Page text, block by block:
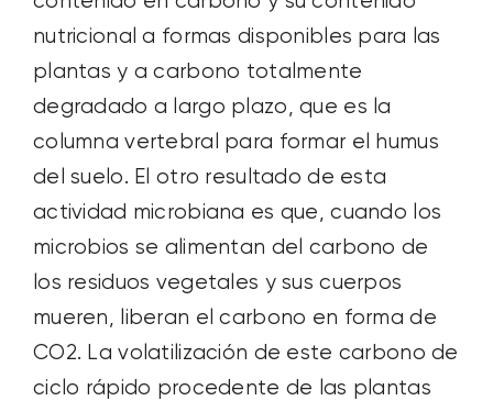
nutricional a formas disponibles para las
plantas y a carbono totalmente
degradado a largo plazo, que es la
columna vertebral para formar el humus
del suelo. El otro resultado de esta
actividad microbiana es que, cuando los
microbios se alimentan del carbono de
los residuos vegetales y sus cuerpos
mueren, liberan el carbono en forma de
CO2. La volatilización de este carbono de
ciclo rápido procedente de las plantas